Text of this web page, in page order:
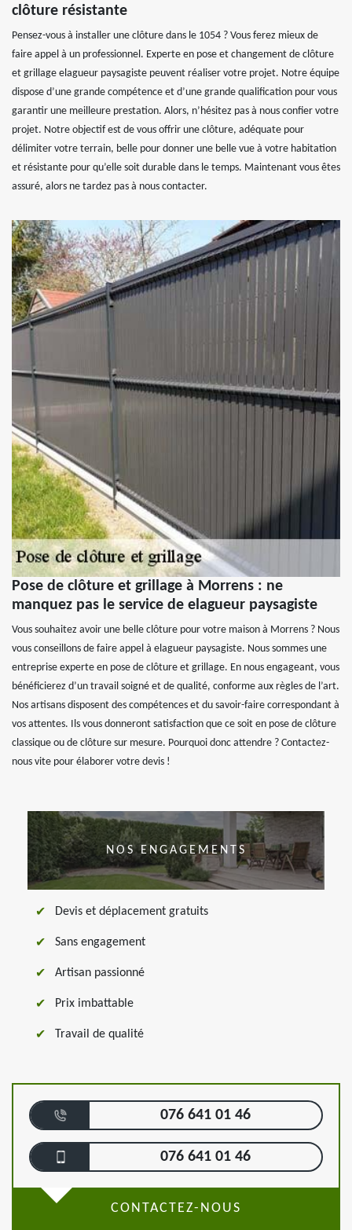
clôture résistante
Pensez-vous à installer une clôture dans le 1054 ? Vous ferez mieux de
faire appel à un professionnel. Experte en pose et changement de clôture
et grillage elagueur paysagiste peuvent réaliser votre projet. Notre équipe
dispose d’une grande compétence et d’une grande qualification pour vous
garantir une meilleure prestation. Alors, n’hésitez pas à nous confier votre
projet. Notre objectif est de vous offrir une clôture, adéquate pour
délimiter votre terrain, belle pour donner une belle vue à votre habitation
et résistante pour qu’elle soit durable dans le temps. Maintenant vous êtes
assuré, alors ne tardez pas à nous contacter.
Pose de clôture et grillage à Morrens : ne
manquez pas le service de elagueur paysagiste
Vous souhaitez avoir une belle clôture pour votre maison à Morrens ? Nous
vous conseillons de faire appel à elagueur paysagiste. Nous sommes une
entreprise experte en pose de clôture et grillage. En nous engageant, vous
bénéficierez d’un travail soigné et de qualité, conforme aux règles de l’art.
Nos artisans disposent des compétences et du savoir-faire correspondant à
vos attentes. Ils vous donneront satisfaction que ce soit en pose de clôture
classique ou de clôture sur mesure. Pourquoi donc attendre ? Contactez-
nous vite pour élaborer votre devis !
NOS ENGAGEMENTS
Devis et déplacement gratuits
Sans engagement
Artisan passionné
Prix imbattable
Travail de qualité
076 641 01 46
076 641 01 46
CONTACTEZ-NOUS